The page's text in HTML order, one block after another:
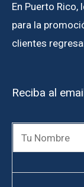
En Puerto
para la
clientes
Reciba al